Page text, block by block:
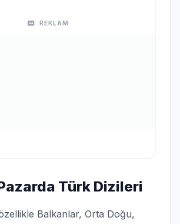
REKLAM
Türk Dizileri
Balkanlar, Orta Doğu,